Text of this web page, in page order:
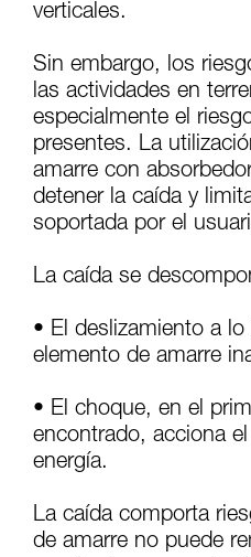
Dominar estas
ejecutar estas
seguridad, antes de
autónoma.
Damos ejemplos de
su actividad.
describimos aquí.
verticales.
Sin embargo, los
las actividades en
especialmente el
presentes. La
amarre con
detener la caída y
soportada por el
La caída se
• El deslizamiento a
elemento de amarre
• El choque, en el
encontrado, acciona
energía.
La caída comporta
de amarre no puede